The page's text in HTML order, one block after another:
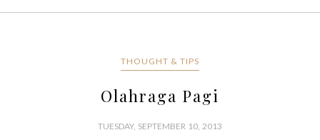
THOUGHT & TIPS
Olahraga Pagi
TUESDAY, SEPTEMBER 10, 2013